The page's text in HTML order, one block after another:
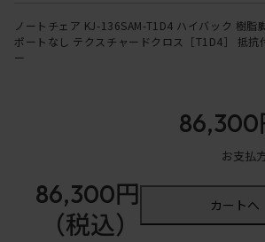
ノートチェア KJ-136SAM-T1D4 ハイバック 樹脂
ポートなし テクスチャードクロス［T1D4］ 抵抗
ー
86,300
お支払
86,300円
（税込）
カートへ